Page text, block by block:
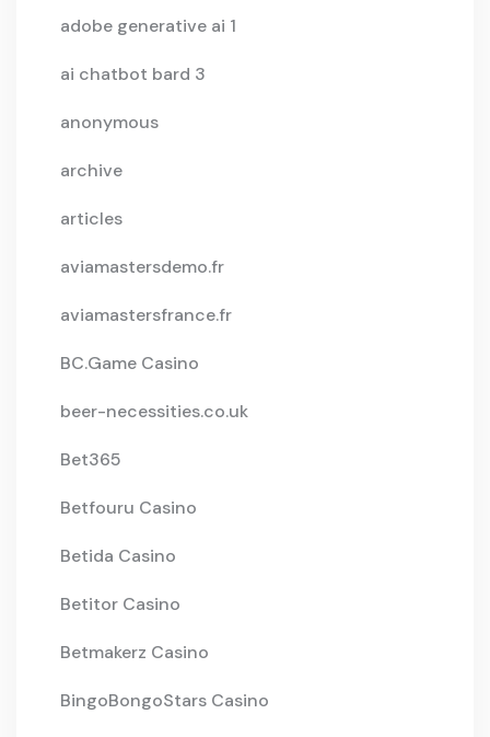
adobe generative ai 1
ai chatbot bard 3
anonymous
archive
articles
aviamastersdemo.fr
aviamastersfrance.fr
BC.Game Casino
beer-necessities.co.uk
Bet365
Betfouru Casino
Betida Casino
Betitor Casino
Betmakerz Casino
BingoBongoStars Casino